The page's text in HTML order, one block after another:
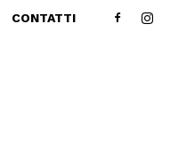
CONTATTI